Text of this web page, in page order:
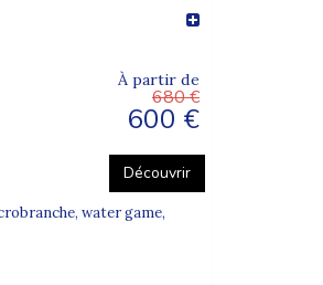
activités sportives,
À partir de
680 €
600 €
Découvrir
water game,